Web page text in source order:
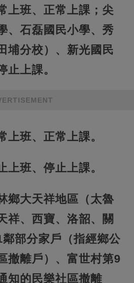
上班、正常上課；尖
、石磊國民小學、秀
埔分校）、新光國民
止上課。
上班、正常上課。
上班、停止上課。
鄉大天祥地區（太魯
祥、西寶、洛韶、關
部分家戶（指經鄉公
撤離戶）、富世村第9
知的民樂社區撤離